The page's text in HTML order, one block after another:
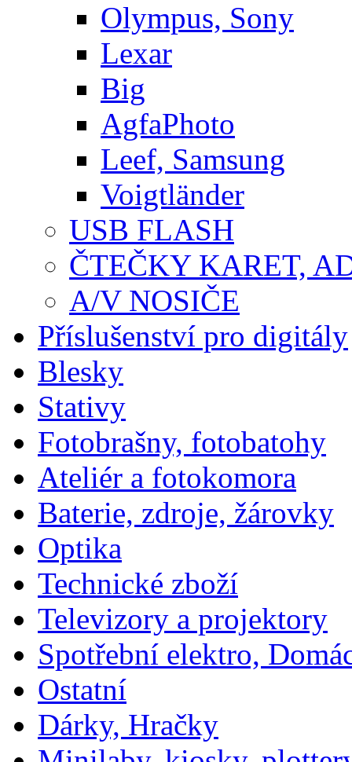
Olympus, Sony
Lexar
Big
AgfaPhoto
Leef, Samsung
Voigtländer
USB FLASH
ČTEČKY KARET,
A/V NOSIČE
Příslušenství pro digitály
Blesky
Stativy
Fotobrašny, fotobatohy
Ateliér a fotokomora
Baterie, zdroje, žárovky
Optika
Technické zboží
Televizory a projektory
Spotřební elektro,
Ostatní
Dárky, Hračky